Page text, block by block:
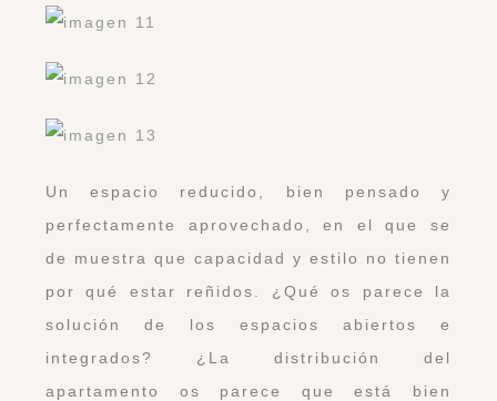
Un espacio reducido, bien pensado y
perfectamente aprovechado, en el que se
de muestra que capacidad y estilo no tienen
por qué estar reñidos. ¿Qué os parece la
solución de los espacios abiertos e
integrados? ¿La distribución del
apartamento os parece que está bien